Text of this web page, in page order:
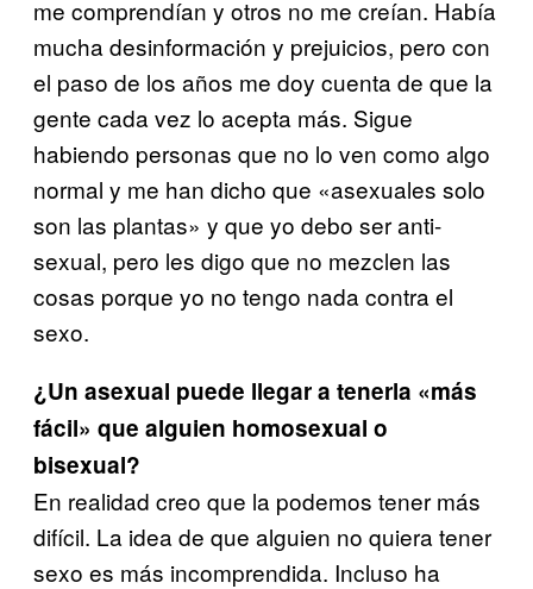
me comprendían y otros no me creían. Había
mucha desinformación y prejuicios, pero con
el paso de los años me doy cuenta de que la
gente cada vez lo acepta más. Sigue
habiendo personas que no lo ven como algo
normal y me han dicho que «asexuales solo
son las plantas» y que yo debo ser anti-
sexual, pero les digo que no mezclen las
cosas porque yo no tengo nada contra el
sexo.
¿Un asexual puede llegar a tenerla «más
fácil» que alguien homosexual o
bisexual?
En realidad creo que la podemos tener más
difícil. La idea de que alguien no quiera tener
sexo es más incomprendida. Incluso ha